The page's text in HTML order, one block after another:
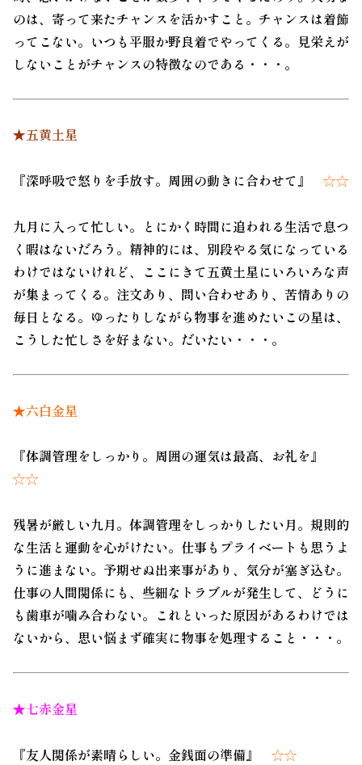
のは、寄って来たチャンスを活かすこと。チャンスは着飾
ってこない。いつも平服か野良着でやってくる。見栄えが
しないことがチャンスの特徴なのである・・・。
★五黄土星
『深呼吸で怒りを手放す。周囲の動きに合わせて』 ☆☆
九月に入って忙しい。とにかく時間に追われる生活で息つ
く暇はないだろう。精神的には、別段やる気になっている
わけではないけれど、ここにきて五黄土星にいろいろな声
が集まってくる。注文あり、問い合わせあり、苦情ありの
毎日となる。ゆったりしながら物事を進めたいこの星は、
こうした忙しさを好まない。だいたい・・・。
★六白金星
『体調管理をしっかり。周囲の運気は最高、お礼を』
☆☆
残暑が厳しい九月。体調管理をしっかりしたい月。規則的
な生活と運動を心がけたい。仕事もプライベートも思うよ
うに進まない。予期せぬ出来事があり、気分が塞ぎ込む。
仕事の人間関係にも、些細なトラブルが発生して、どうに
も歯車が噛み合わない。これといった原因があるわけでは
ないから、思い悩まず確実に物事を処理すること・・・。
★七赤金星
『友人関係が素晴らしい。金銭面の準備』 ☆☆